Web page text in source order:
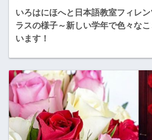
いろはにほへと日本語教室フィレ
ラスの様子～新しい学年で色々な
います！